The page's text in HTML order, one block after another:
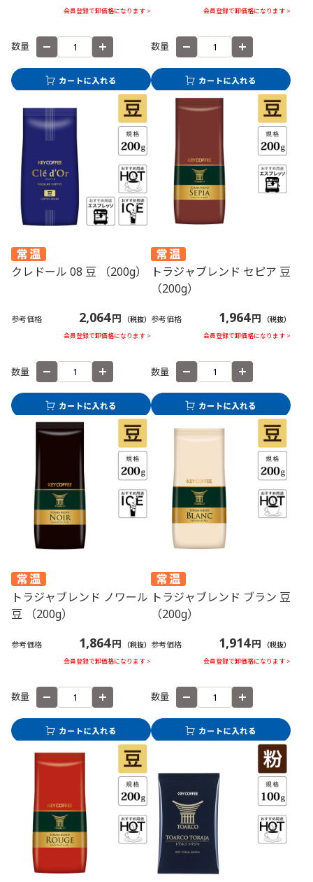
会員登録で卸価格になります >
数量
会員登録で卸価格になります >
数量
クレドール 08 豆 （200g）
参考価格 2,064円 （税抜）
会員登録で卸価格になります >
数量
トラジャブレンド セピア 豆
（200g）
参考価格 1,964円 （税抜）
会員登録で卸価格になります >
数量
トラジャブレンド ノワール
豆 （200g）
参考価格 1,864円 （税抜）
会員登録で卸価格になります >
数量
トラジャブレンド ブラン 豆
（200g）
参考価格 1,914円 （税抜）
会員登録で卸価格になります >
数量